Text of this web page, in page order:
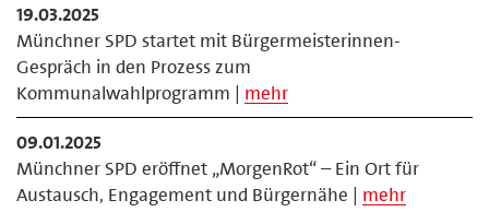
19.03.2025
Münchner SPD startet mit Bürgermeisterinnen-
Gespräch in den Prozess zum
Kommunalwahlprogramm | mehr
09.01.2025
Münchner SPD eröffnet „MorgenRot“ – Ein Ort für
Austausch, Engagement und Bürgernähe | mehr